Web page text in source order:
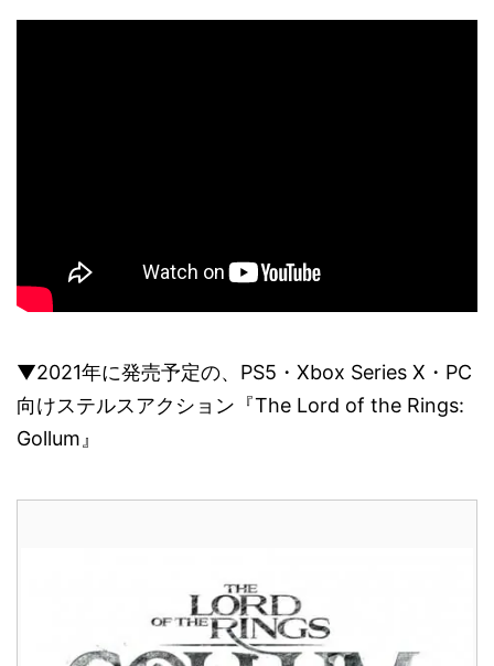
▼2021年に発売予定の、PS5・Xbox Series X・PC
向けステルスアクション『The Lord of the Rings:
Gollum』